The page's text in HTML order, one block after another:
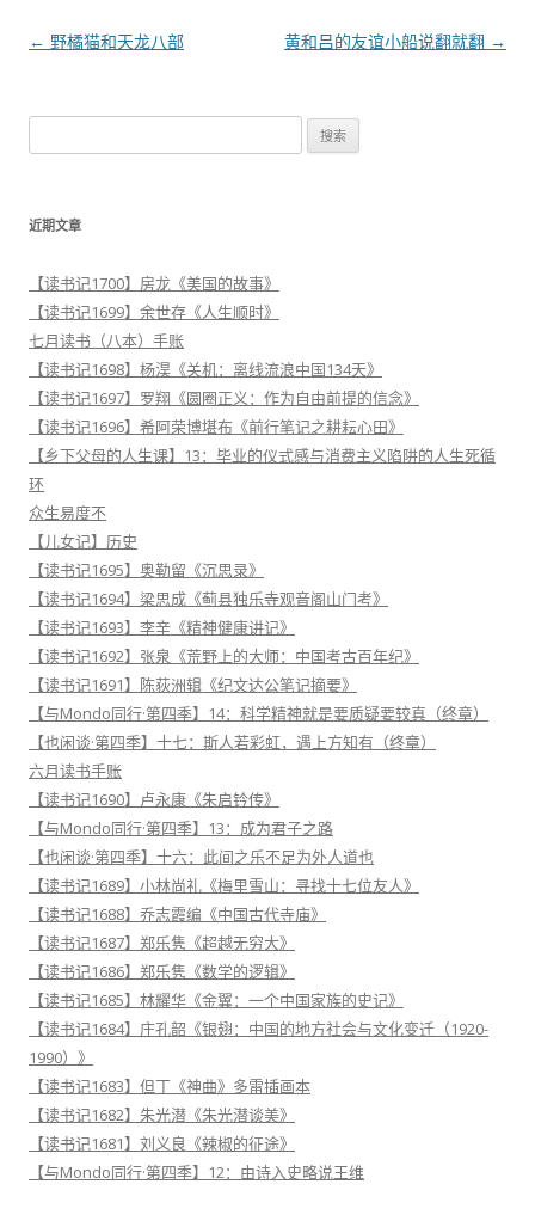
文
← 野橘猫和天龙八部 黄和吕的友谊小船说翻就翻 →
索
近期文章
【读书记1700】房龙《美国的故事》
【读书记1699】余世存《人生顺时》
七月读书（八本）手账
【读书记1698】杨淏《关机：离线流浪中国134天》
【读书记1697】罗翔《圆圈正义：作为自由前提的信念》
【读书记1696】希阿荣博堪布《前行笔记之耕耘心田》
【乡下父母的人生课】13：毕业的仪式感与消费主义陷阱的人生死循
环
众生易度不
【儿女记】历史
【读书记1695】奥勒留《沉思录》
【读书记1694】梁思成《蓟县独乐寺观音阁山门考》
【读书记1693】李辛《精神健康讲记》
【读书记1692】张泉《荒野上的大师：中国考古百年纪》
【读书记1691】陈荻洲辑《纪文达公笔记摘要》
【与Mondo同行·第四季】14：科学精神就是要质疑要较真（终章）
【也闲谈·第四季】十七：斯人若彩虹，遇上方知有（终章）
六月读书手账
【读书记1690】卢永康《朱启钤传》
【与Mondo同行·第四季】13：成为君子之路
【也闲谈·第四季】十六：此间之乐不足为外人道也
【读书记1689】小林尚礼《梅里雪山：寻找十七位友人》
【读书记1688】乔志霞编《中国古代寺庙》
【读书记1687】郑乐隽《超越无穷大》
【读书记1686】郑乐隽《数学的逻辑》
【读书记1685】林耀华《金翼：一个中国家族的史记》
【读书记1684】庄孔韶《银翅：中国的地方社会与文化变迁（1920-
1990）》
【读书记1683】但丁《神曲》多雷插画本
【读书记1682】朱光潜《朱光潜谈美》
【读书记1681】刘义良《辣椒的征途》
【与Mondo同行·第四季】12：由诗入史略说王维